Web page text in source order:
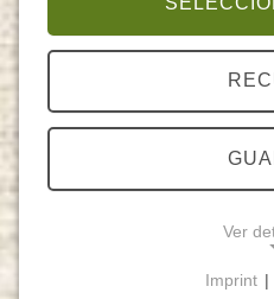
Ver
Imprint |